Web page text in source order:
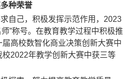
种荣誉
自己，积极发挥示范作用，2023
”称号。在教育教学过程中积极推
高校数智化商业决策创新大赛中
2022年教学创新大赛中获三等